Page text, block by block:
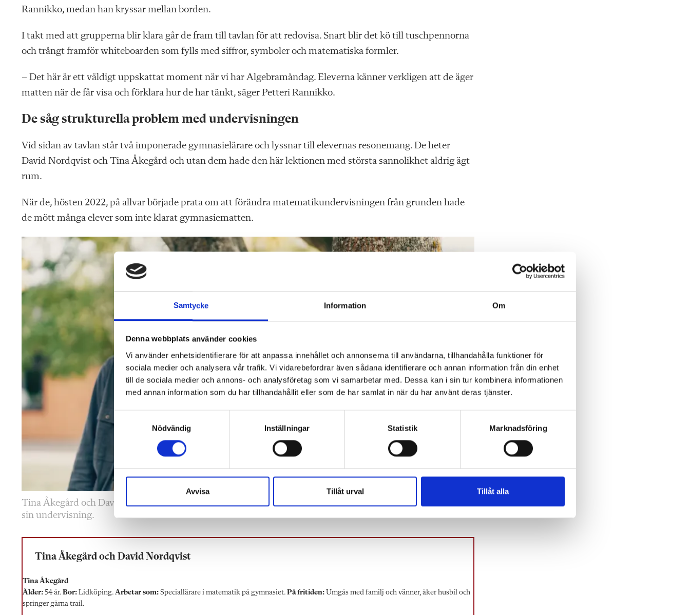
Samtycke Information Om
Denna webbplats använder cookies
Vi använder enhetsidentifierare för att anpassa innehållet och annonserna till användarna, tillhandahålla funktioner för
sociala medier och analysera vår trafik. Vi vidarebefordrar även sådana identifierare och annan information från din enhet
till de sociala medier och annons- och analysföretag som vi samarbetar med. Dessa kan i sin tur kombinera informationen
med annan information som du har tillhandahållit eller som de har samlat in när du har använt deras tjänster.
a
y
c
k
e
s
a
Nödvändig Inställningar Statistik Marknadsföring
Avvisa Tillåt urval Tillåt alla
Rannikko, medan han kryssar mellan borden.
I takt med att grupperna blir klara går de fram till tavlan för att redovisa. Snart blir det kö till tuschpennorna
och trångt framför whiteboarden som fylls med siffror, symboler och matematiska formler.
– Det här är ett väldigt uppskattat moment när vi har Algebramåndag. Eleverna känner verkligen att de äger
matten när de får visa och förklara hur de har tänkt, säger Petteri Rannikko.
De såg strukturella problem med undervisningen
Vid sidan av tavlan står två imponerade gymnasielärare och lyssnar till elevernas resonemang. De heter
David Nordqvist och Tina Åkegård och utan dem hade den här lektionen med största sannolikhet aldrig ägt
rum.
När de, hösten 2022, på allvar började prata om att förändra matematikundervisningen från grunden hade
de mött många elever som inte klarat gymnasiematten.
Tina Åkegård och David Nordqvist är imponerade över engagemanget hos alla de lärare som nu förändrar
sin undervisning.
Tina Åkegård och David Nordqvist
Tina Åkegård
Ålder: 54 år. Bor: Lidköping. Arbetar som: Speciallärare i matematik på gymnasiet. På fritiden: Umgås med familj och vänner, åker husbil och
springer gärna trail.